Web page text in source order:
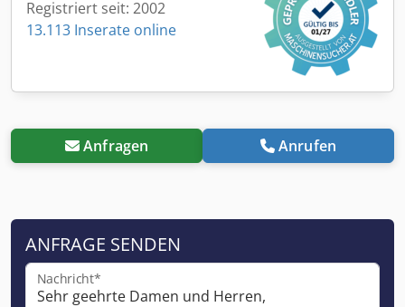
Registriert seit: 2002
13.113 Inserate online
Anfragen Anrufen
ANFRAGE SENDEN
Nachricht*